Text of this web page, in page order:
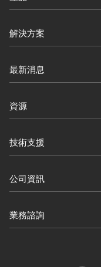
解決方案
最新消息
資源
技術支援
公司資訊
業務諮詢